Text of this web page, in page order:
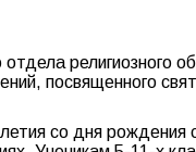
религиозного
посвященного
со дня рождения